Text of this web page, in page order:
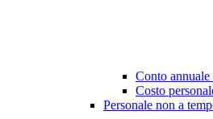
Conto annuale
Costo
Personale non a